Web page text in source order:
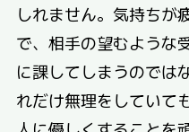
しれません。気持ちが
で、相手の望むような
に課してしまうのでは
れだけ無理をしていて